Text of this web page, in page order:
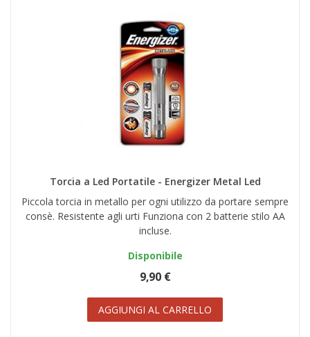
Torcia a Led Portatile - Energizer Metal Led
Piccola torcia in metallo per ogni utilizzo da portare sempre
consè. Resistente agli urti Funziona con 2 batterie stilo AA
incluse.
Disponibile
9,90 €
AGGIUNGI AL CARRELLO